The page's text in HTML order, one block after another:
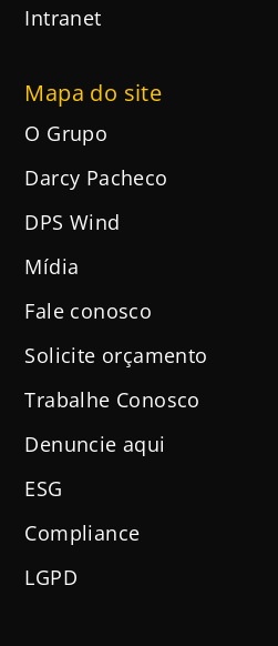
Intranet
Mapa do site
O Grupo
Darcy Pacheco
DPS Wind
Mídia
Fale conosco
Solicite orçamento
Trabalhe Conosco
Denuncie aqui
ESG
Compliance
LGPD